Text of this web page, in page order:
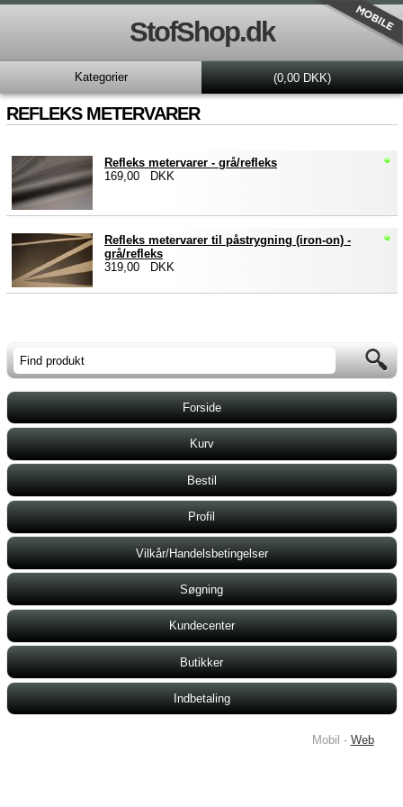
StofShop.dk
Kategorier (0,00 DKK)
REFLEKS METERVARER
Refleks metervarer - grå/refleks
169,00 DKK
Refleks metervarer til påstrygning (iron-on) -
grå/refleks
319,00 DKK
Forside
Kurv
Bestil
Profil
Vilkår/Handelsbetingelser
Søgning
Kundecenter
Butikker
Indbetaling
Mobil - Web